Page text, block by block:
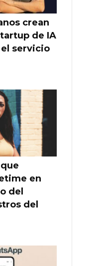
crean
de IA
servicio
en
del
del